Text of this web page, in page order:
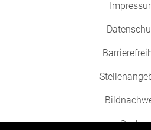
Suche